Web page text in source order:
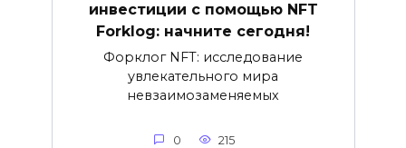
инвестиции с помощью NFT
Forklog: начните сегодня!
Форклог NFT: исследование
увлекательного мира
невзаимозаменяемых
0 215